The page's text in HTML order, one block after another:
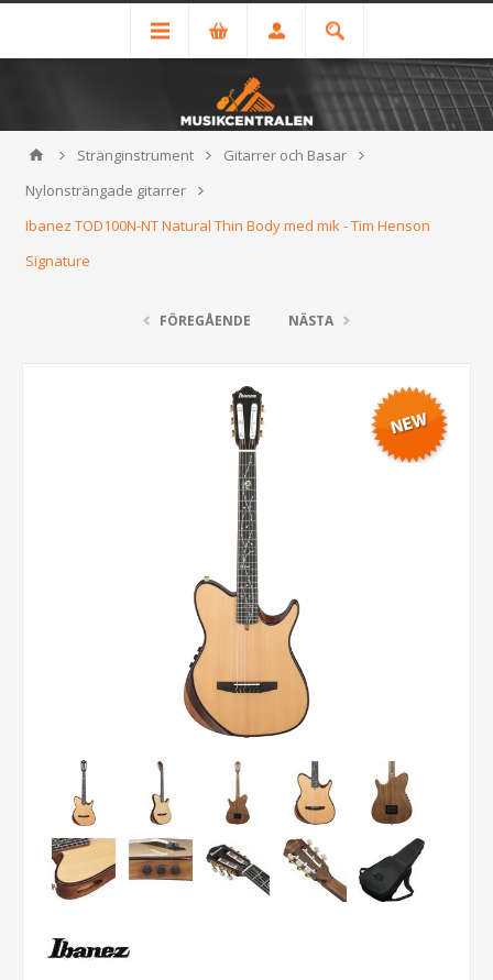
Stränginstrument
Gitarrer och Basar
Nylonsträngade gitarrer
Ibanez TOD100N-NT Natural Thin Body med mik - Tim Henson
Signature
FÖREGÅENDE NÄSTA